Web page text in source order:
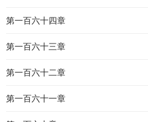
第一百六十四章
第一百六十三章
第一百六十二章
第一百六十一章